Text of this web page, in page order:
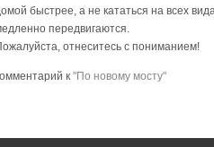
быстрее, а не кататься на всех
передвигаются.
отнеситесь с пониманием!
к "По новому мосту"